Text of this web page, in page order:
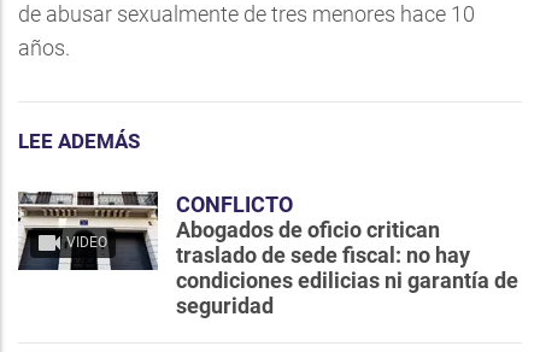
de abusar sexualmente de tres menores hace 10
años.
LEE ADEMÁS
VIDEO
CONFLICTO
Abogados de oficio critican
traslado de sede fiscal: no hay
condiciones edilicias ni garantía de
seguridad